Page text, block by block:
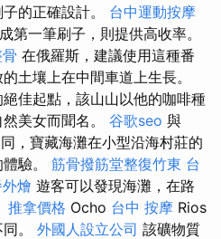
的正確設計。 台中運動按摩
第一筆刷子，則提供高收率。
在俄羅斯，建議使用這種番
土壤上在中間車道上生長。
佳起點，該山山以他的咖啡種
美女而聞名。 谷歌seo 與
，寶藏海灘在小型沿海村莊的
驗。 筋骨撥筋堂整復竹東 台
燴 遊客可以發現海灘，在路
推拿價格 Ocho 台中 按摩 Rios
。 外國人設立公司 該礦物質